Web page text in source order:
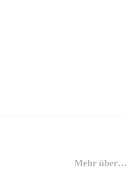
Mehr über…